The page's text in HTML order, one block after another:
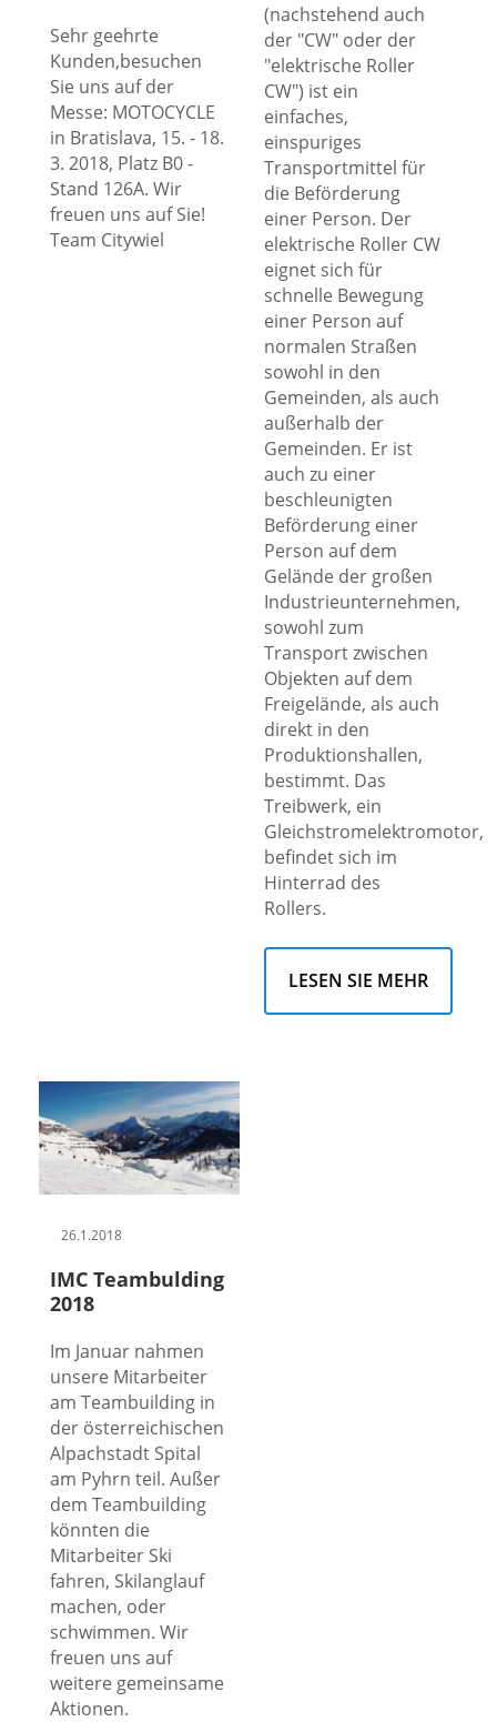
Sehr geehrte
Kunden,besuchen
Sie uns auf der
Messe: MOTOCYCLE
in Bratislava, 15. - 18.
3. 2018, Platz B0 -
Stand 126A. Wir
freuen uns auf Sie!
Team Citywiel
(nachstehend auch
der "CW" oder der
"elektrische Roller
CW") ist ein
einfaches,
einspuriges
Transportmittel für
die Beförderung
einer Person. Der
elektrische Roller CW
eignet sich für
schnelle Bewegung
einer Person auf
normalen Straßen
sowohl in den
Gemeinden, als auch
außerhalb der
Gemeinden. Er ist
auch zu einer
beschleunigten
Beförderung einer
Person auf dem
Gelände der großen
Industrieunternehmen,
sowohl zum
Transport zwischen
Objekten auf dem
Freigelände, als auch
direkt in den
Produktionshallen,
bestimmt. Das
Treibwerk, ein
Gleichstromelektromotor,
befindet sich im
Hinterrad des
Rollers.
LESEN SIE MEHR
26.1.2018
IMC Teambulding
2018
Im Januar nahmen
unsere Mitarbeiter
am Teambuilding in
der österreichischen
Alpachstadt Spital
am Pyhrn teil. Außer
dem Teambuilding
könnten die
Mitarbeiter Ski
fahren, Skilanglauf
machen, oder
schwimmen. Wir
freuen uns auf
weitere gemeinsame
Aktionen.